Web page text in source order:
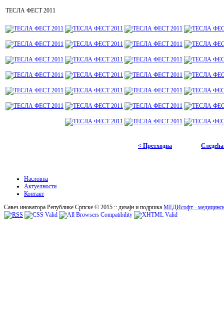
ТЕСЛА ФЕСТ 2011
< Претходна
Насловна
Актуелности
Контакт
Савез иноватора Републике Српске © 2015 :: дизајн и подршка МЕДИсофт -